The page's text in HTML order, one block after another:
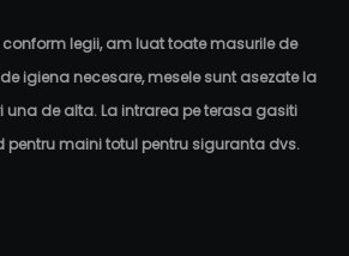
legii, am luat toate masurile de
igiena necesare, mesele sunt asezate la
una de alta. La intrarea pe terasa gasiti
pentru maini totul pentru siguranta dvs.